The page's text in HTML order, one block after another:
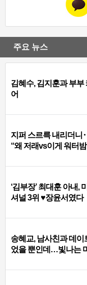
주요 뉴스
김혜수, 김지훈과 부부
어
지퍼 스르륵 내리더니
“왜 저래vs이게 워터
‘김부장’ 최대훈 아내,
셔널 3위 ♥장윤서였다
송혜교, 남사친과 데이
었을 뿐인데…빛나는